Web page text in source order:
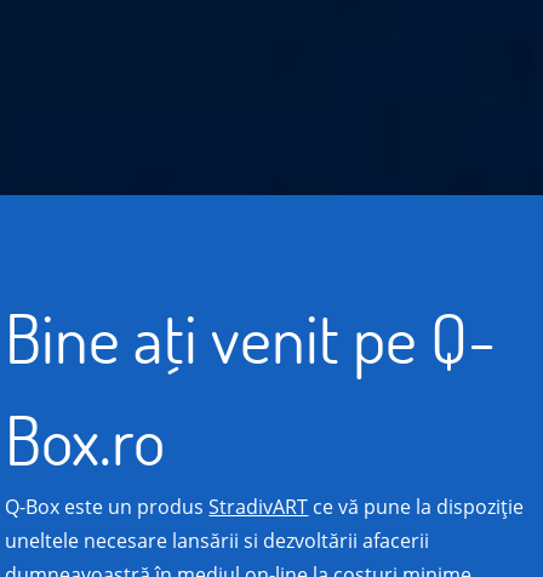
Bine aţi venit pe Q-
Box.ro
Q-Box este un produsStradivART ce vă pune la dispoziţie
uneltele necesare lansării si dezvoltării afacerii